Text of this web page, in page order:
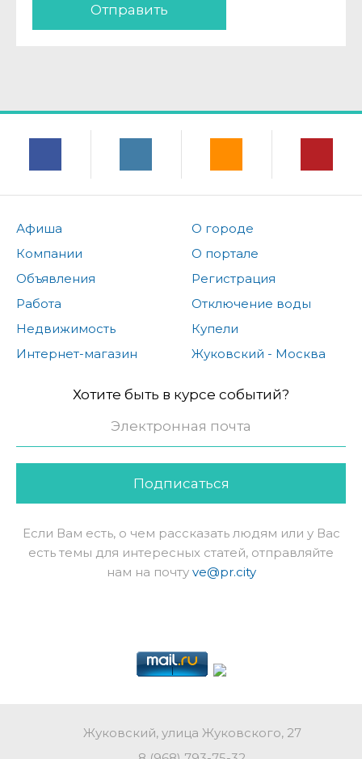
Отправить
Афиша
Компании
Объявления
Работа
Недвижимость
Интернет-магазин
О городе
О портале
Регистрация
Отключение воды
Купели
Жуковский - Москва
Хотите быть в курсе событий?
Подписаться
Если Вам есть, о чем рассказать людям или у Вас
есть темы для интересных статей, отправляйте
нам на почту ve@pr.city
Жуковский, улица Жуковского, 27